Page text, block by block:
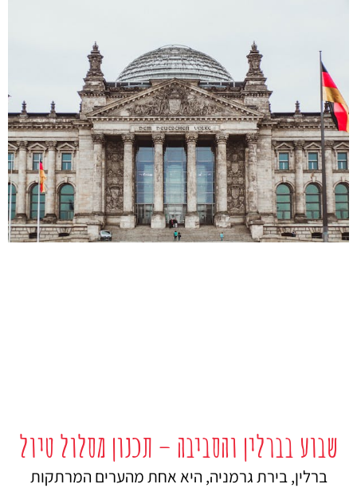
שבוע בברלין והסביבה – תכנון מסלול טיול
ברלין, בירת גרמניה, היא אחת מהערים המרתקות